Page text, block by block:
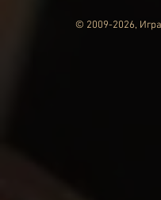
© 2009-2026,